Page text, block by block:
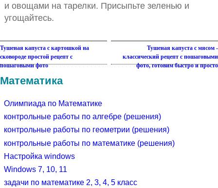
и овощами на тарелки. Присыпьте зеленью и
угощайтесь.
Тушеная капуста с картошкой на
сковороде простой рецепт с
пошаговыми фото
Тушеная капуста с мясом -
классический рецепт с пошаговыми
фото, готовим быстро и просто
Математика
Олимпиада по Математике
контрольные работы по алгебре (решения)
контрольные работы по геометрии (решения)
контрольные работы по математике (решения)
Настройка windows
Windows 7, 10, 11
задачи по математике 2, 3, 4, 5 класс